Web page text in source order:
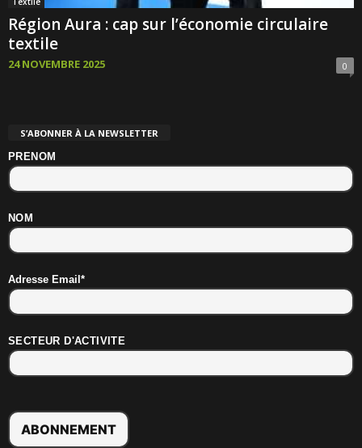
Région Aura : cap sur l’économie circulaire
textile
24 NOVEMBRE 2025 0
S’ABONNER À LA NEWSLETTER
PRENOM
NOM
Adresse Email*
SECTEUR D'ACTIVITE